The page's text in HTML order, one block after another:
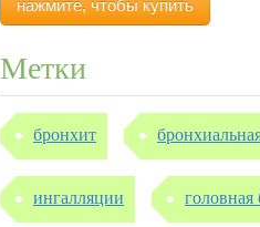
нажмите, чтобы купить
Метки
бронхит
ингалляции головная